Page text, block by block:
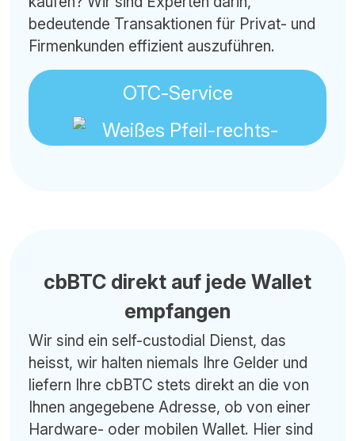
bedeutende Transaktionen für Privat- und
Firmenkunden effizient auszuführen.
OTC-Service
cbBTC direkt auf jede Wallet
empfangen
Wir sind ein self-custodial Dienst, das
heisst, wir halten niemals Ihre Gelder und
liefern Ihre cbBTC stets direkt an die von
Ihnen angegebene Adresse, ob von einer
Hardware- oder mobilen Wallet. Hier sind